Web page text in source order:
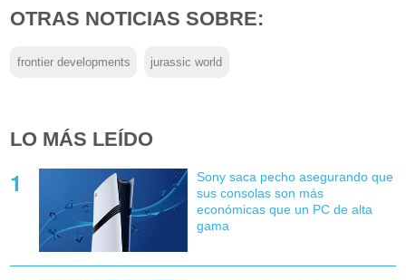
OTRAS NOTICIAS SOBRE:
frontier developments jurassic world
LO MÁS LEÍDO
Sony saca pecho asegurando que
sus consolas son más
económicas que un PC de alta
gama